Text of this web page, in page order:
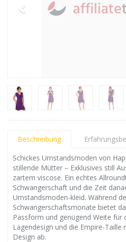
Beschreibung
Schickes Umstandsmoden von
stillende Mütter – Exklusives still
zartem viscose. Ein echtes
Schwangerschaft und die Zeit
Umstandsmoden-kleid. Während
Schwangerschaftsmonate bietet
Passform und genügend Weite für
Lagendesign und die Empire-Taille
Design ab.